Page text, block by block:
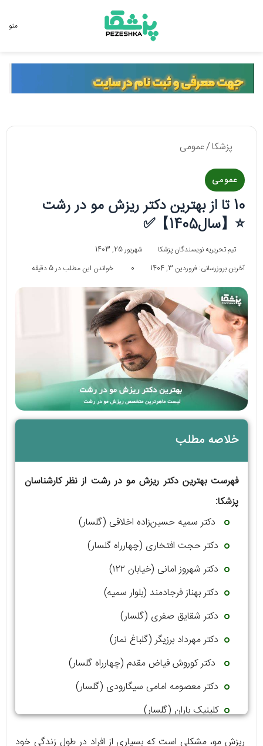
منو
پزشکا/عمومی
عمومی
10 تا از بهترین دکتر ریزش مو در رشت
⭐【سال1405】✅
تیم تحریریه نویسندگان پزشکا
شهریور 25, 1403
آخرین بروزرسانی: فروردین 3, 1404
0 خواندن این مطلب در 5 دقیقه
خلاصه مطلب
فهرست بهترین دکتر ریزش مو در رشت از نظر کارشناسان
پزشکا:
دکتر سمیه حسین‌زاده اخلاقی (گلسار)
دکتر حجت افتخاری (چهارراه گلسار)
دکتر شهروز امانی (خیابان ۱۲۲)
دکتر بهناز فرجادمند (بلوار سمیه)
دکتر شقایق صفری (گلسار)
دکتر مهرداد برزیگر (گلباغ نماز)
دکتر کوروش فیاض مقدم (چهارراه گلسار)
دکتر معصومه امامی سیگارودی (گلسار)
کلینیک باران (گلسار)
دکتر علی اکبر جعفری (گلسار)
ریزش مو، مشکلی است که بسیاری از افراد در طول زندگی خود